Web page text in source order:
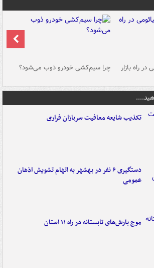
راه بازار چرا سیم‌کشی خودرو ذوب می‌شود؟
تکذیب شایعه معافیت سربازان فراری
دستگیری ۶ نفر در بهشهر به اتهام تشویش اذهان
عمومی
موج بارش‌های تابستانه در راه ۱۱ استان